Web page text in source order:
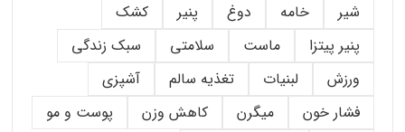
شیر خامه دوغ پنیر
کشک
پنیر پیتزا
ماست سلامتی
سبک زندگی
ورزش
لبنیات تغذیه سالم
آشپزی
فشار خون
میگرن کاهش وزن
پوست و مو